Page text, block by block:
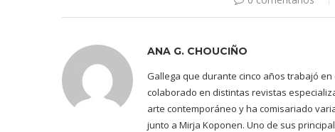
ANA G. CHOUCIÑO
Gallega que durante cinco años trabajó en
colaborado en distintas revistas
arte contemporáneo y ha comisariado
junto a Mirja Koponen. Uno de sus